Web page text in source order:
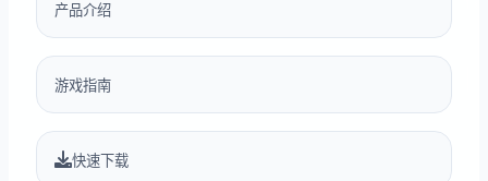
产品介绍
游戏指南
快速下载